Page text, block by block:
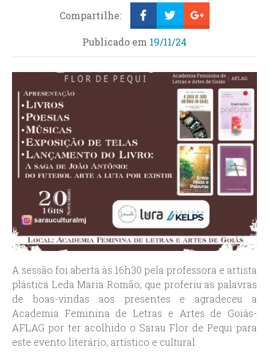
Compartilhe:
Publicado em 19/11/24
A sessão foi aberta às 16h30 pela professora e artista
plástica Leda Maria Romão, que proferiu as palavras
de boas-vindas aos presentes e agradeceu a
Academia Feminina de Letras e Artes de Goiás-
AFLAG por ter acolhido o Sarau Flor de Pequi para
este evento literário, artístico e cultural.